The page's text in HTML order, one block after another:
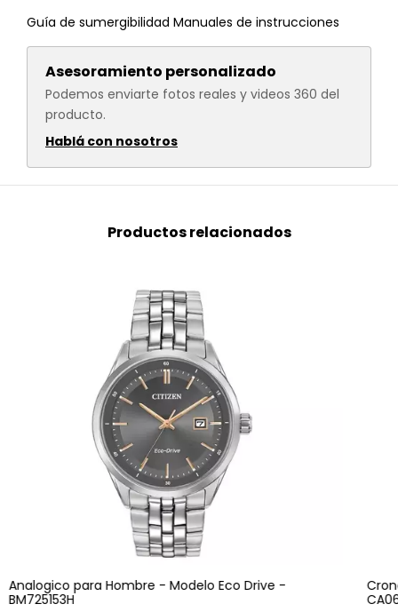
Guía de sumergibilidad Manuales de instrucciones
Asesoramiento personalizado
Podemos enviarte fotos reales y videos 360 del
producto.
Hablá con nosotros
Productos relacionados
Analogico para Hombre - Modelo Eco Drive -
BM725153H